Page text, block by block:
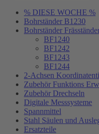
% DIESE WOCHE %
Bohrständer B1230
Bohrständer
BF1240
BF1242
BF1243
BF1244
2-Achsen
Zubehör Funktions
Zubehör Drechseln
Digitale Messsysteme
Spannmittel
Stahl Säulen und
Ersatzteile